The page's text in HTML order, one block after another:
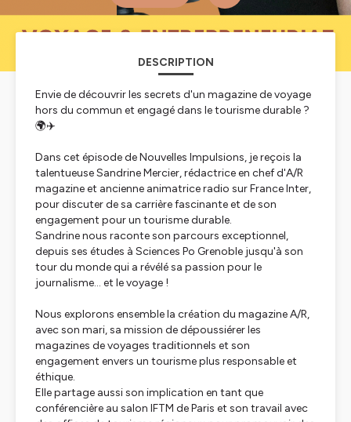
DESCRIPTION
Envie de découvrir les secrets d'un magazine de voyage
hors du commun et engagé dans le tourisme durable ?
🌍✈️
Dans cet épisode de Nouvelles Impulsions, je reçois la
talentueuse Sandrine Mercier, rédactrice en chef d'A/R
magazine et ancienne animatrice radio sur France Inter,
pour discuter de sa carrière fascinante et de son
engagement pour un tourisme durable.
Sandrine nous raconte son parcours exceptionnel,
depuis ses études à Sciences Po Grenoble jusqu'à son
tour du monde qui a révélé sa passion pour le
journalisme… et le voyage !
Nous explorons ensemble la création du magazine A/R,
avec son mari, sa mission de dépoussiérer les
magazines de voyages traditionnels et son
engagement envers un tourisme plus responsable et
éthique.
Elle partage aussi son implication en tant que
conférencière au salon IFTM de Paris et son travail avec